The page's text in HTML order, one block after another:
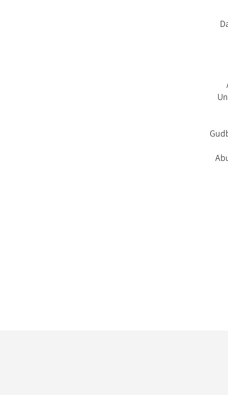
(5)
(6)